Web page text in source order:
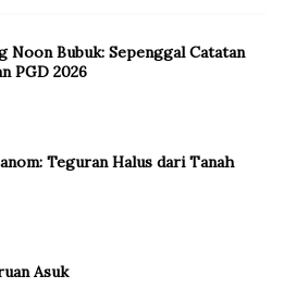
Noon Bubuk: Sepenggal Catatan
PGD 2026
Teguran Halus dari Tanah
Asuk